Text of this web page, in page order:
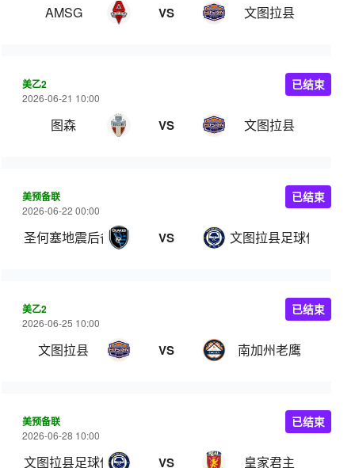
AMSG VS 文图拉县
美乙2
2026-06-21 10:00
图森 VS 文图拉县
已结束
美预备联
2026-06-22 00:00
圣何塞地震后备队 VS 文图拉县足球俱乐部
已结束
美乙2
2026-06-25 10:00
文图拉县 VS 南加州老鹰
已结束
美预备联
2026-06-28 10:00
文图拉县足球俱乐部 VS 皇家君主
已结束